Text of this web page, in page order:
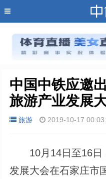
中国中铁应邀
旅游产业发展
旅游 2019-10-17
10月14日至16日
发展大会在石家庄市